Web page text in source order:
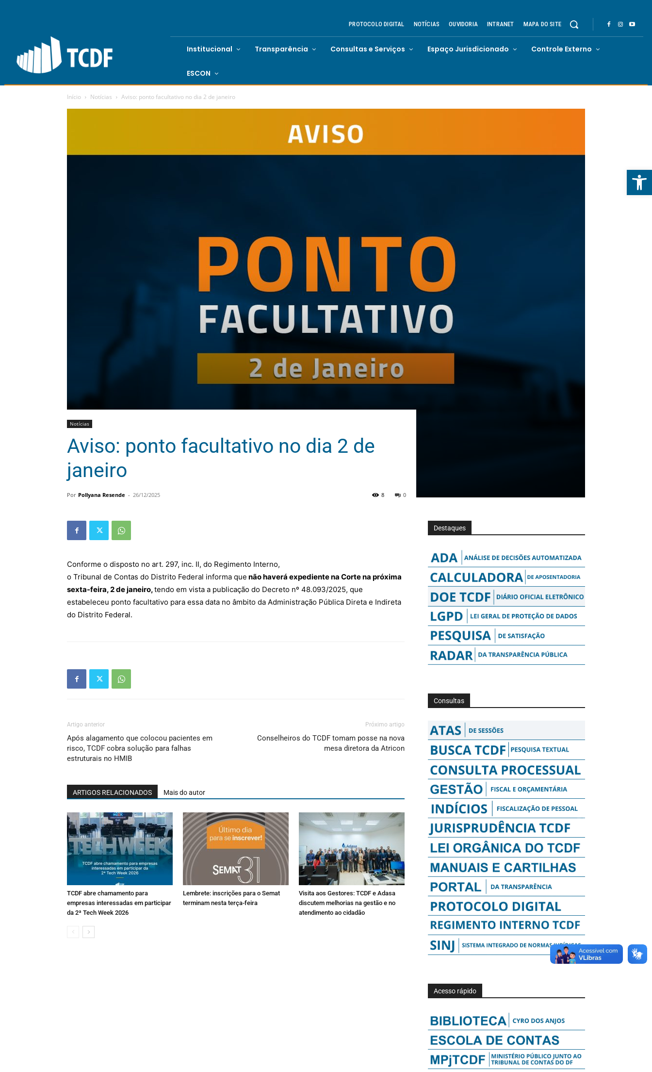
Abrir
PROTOCOLO DIGITAL NOTÍCIAS OUVIDORIA INTRANET MAPA DO SITE
Institucional Transparência Consultas e Serviços Espaço Jurisdicionado Controle Externo
ESCON
Início Notícias Aviso: ponto facultativo no dia 2 de janeiro
Notícias
Aviso: ponto facultativo no dia 2 de
janeiro
Por Pollyana Resende - 26/12/2025 0
8
Conforme o disposto no art. 297, inc. II, do Regimento Interno,
o Tribunal de Contas do Distrito Federal informa que não haverá expediente na Corte na próxima
sexta-feira, 2 de janeiro,tendo em vista a publicação do Decreto nº 48.093/2025, que
estabeleceu ponto facultativo para essa data no âmbito da Administração Pública Direta e Indireta
do Distrito Federal.
Artigo anterior
Após alagamento que colocou pacientes em
risco, TCDF cobra solução para falhas
estruturais no HMIB
Próximo artigo
Conselheiros do TCDF tomam posse na nova
mesa diretora da Atricon
ARTIGOS RELACIONADOS Mais do autor
TCDF abre chamamento para
empresas interessadas em participar
da 2ª Tech Week 2026
Lembrete: inscrições para o Semat
terminam nesta terça-feira
Visita aos Gestores: TCDF e Adasa
discutem melhorias na gestão e no
atendimento ao cidadão
Destaques
Consultas
Acesso rápido